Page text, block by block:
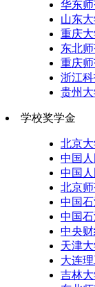
华东
山东
重庆
东北
重庆
浙江
贵州
学校奖学金
北京
中国
中国
北京
中国
中国
中央
天津
大连
吉林